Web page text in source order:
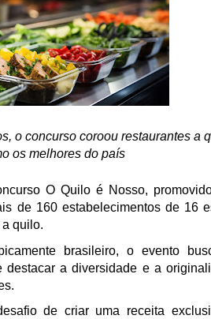
o concurso coroou restaurantes a
os melhores do país
O Quilo é Nosso,
de 160 estabelecimentos de 16
quilo.
brasileiro, o evento
a diversidade e a
de criar uma receita